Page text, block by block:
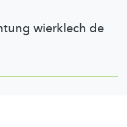
wierklech de